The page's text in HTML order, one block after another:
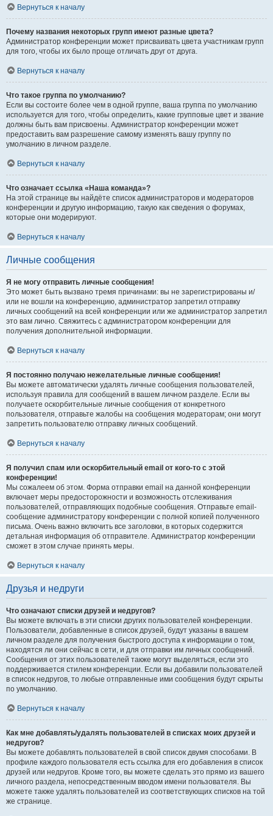
Вернуться к началу
Почему названия некоторых групп имеют разные цвета?
Администратор конференции может присваивать цвета участникам групп
для того, чтобы их было проще отличать друг от друга.
Вернуться к началу
Что такое группа по умолчанию?
Если вы состоите более чем в одной группе, ваша группа по умолчанию
используется для того, чтобы определить, какие групповые цвет и звание
должны быть вам присвоены. Администратор конференции может
предоставить вам разрешение самому изменять вашу группу по
умолчанию в личном разделе.
Вернуться к началу
Что означает ссылка «Наша команда»?
На этой странице вы найдёте список администраторов и модераторов
конференции и другую информацию, такую как сведения о форумах,
которые они модерируют.
Вернуться к началу
Личные сообщения
Я не могу отправить личные сообщения!
Это может быть вызвано тремя причинами: вы не зарегистрированы и/
или не вошли на конференцию, администратор запретил отправку
личных сообщений на всей конференции или же администратор запретил
это вам лично. Свяжитесь с администратором конференции для
получения дополнительной информации.
Вернуться к началу
Я постоянно получаю нежелательные личные сообщения!
Вы можете автоматически удалять личные сообщения пользователей,
используя правила для сообщений в вашем личном разделе. Если вы
получаете оскорбительные личные сообщения от конкретного
пользователя, отправьте жалобы на сообщения модераторам; они могут
запретить пользователю отправку личных сообщений.
Вернуться к началу
Я получил спам или оскорбительный email от кого-то с этой
конференции!
Мы сожалеем об этом. Форма отправки email на данной конференции
включает меры предосторожности и возможность отслеживания
пользователей, отправляющих подобные сообщения. Отправьте email-
сообщение администратору конференции с полной копией полученного
письма. Очень важно включить все заголовки, в которых содержится
детальная информация об отправителе. Администратор конференции
сможет в этом случае принять меры.
Вернуться к началу
Друзья и недруги
Что означают списки друзей и недругов?
Вы можете включать в эти списки других пользователей конференции.
Пользователи, добавленные в список друзей, будут указаны в вашем
личном разделе для получения быстрого доступа к информации о том,
находятся ли они сейчас в сети, и для отправки им личных сообщений.
Сообщения от этих пользователей также могут выделяться, если это
поддерживается стилем конференции. Если вы добавили пользователей
в список недругов, то любые отправленные ими сообщения будут скрыты
по умолчанию.
Вернуться к началу
Как мне добавлять/удалять пользователей в списках моих друзей и
недругов?
Вы можете добавлять пользователей в свой список двумя способами. В
профиле каждого пользователя есть ссылка для его добавления в список
друзей или недругов. Кроме того, вы можете сделать это прямо из вашего
личного раздела, непосредственным вводом имени пользователя. Вы
можете также удалять пользователей из соответствующих списков на той
же странице.